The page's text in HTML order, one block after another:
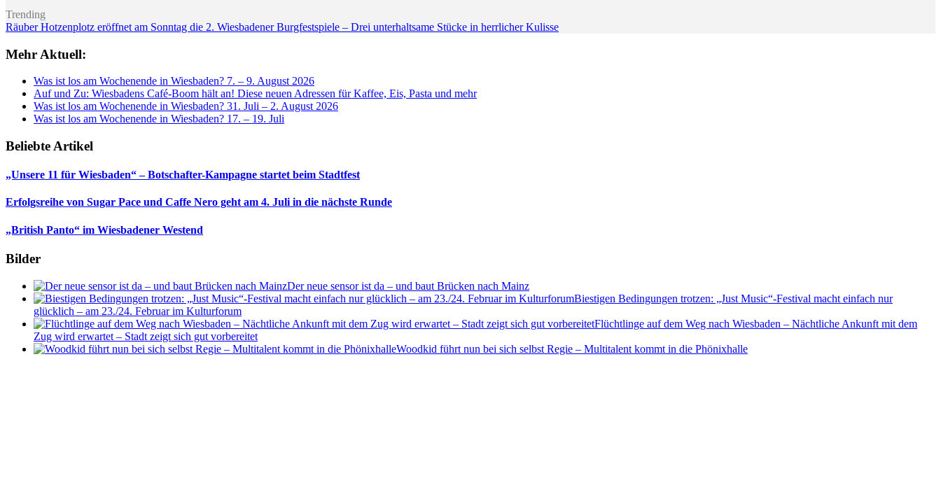
Trending
Räuber Hotzenplotz eröffnet am Sonntag die 2. Wiesbadener Burgfestspiele – Drei unterhaltsame Stücke in herrlicher Kulisse
Mehr Aktuell:
Was ist los am Wochenende in Wiesbaden? 7. – 9. August 2026
Auf und Zu: Wiesbadens Café-Boom hält an! Diese neuen Adressen für Kaffee, Eis, Pasta und mehr
Was ist los am Wochenende in Wiesbaden? 31. Juli – 2. August 2026
Was ist los am Wochenende in Wiesbaden? 17. – 19. Juli
Beliebte Artikel
„Unsere 11 für Wiesbaden“ – Botschafter-Kampagne startet beim Stadtfest
Erfolgsreihe von Sugar Pace und Caffe Nero geht am 4. Juli in die nächste Runde
„British Panto“ im Wiesbadener Westend
Bilder
Der neue sensor ist da – und baut Brücken nach Mainz
Biestigen Bedingungen trotzen: „Just Music“-Festival macht einfach nur
glücklich – am 23./24. Februar im Kulturforum
Flüchtlinge auf dem Weg nach Wiesbaden – Nächtliche Ankunft mit dem
Zug wird erwartet – Stadt zeigt sich gut vorbereitet
Woodkid führt nun bei sich selbst Regie – Multitalent kommt in die Phönixhalle